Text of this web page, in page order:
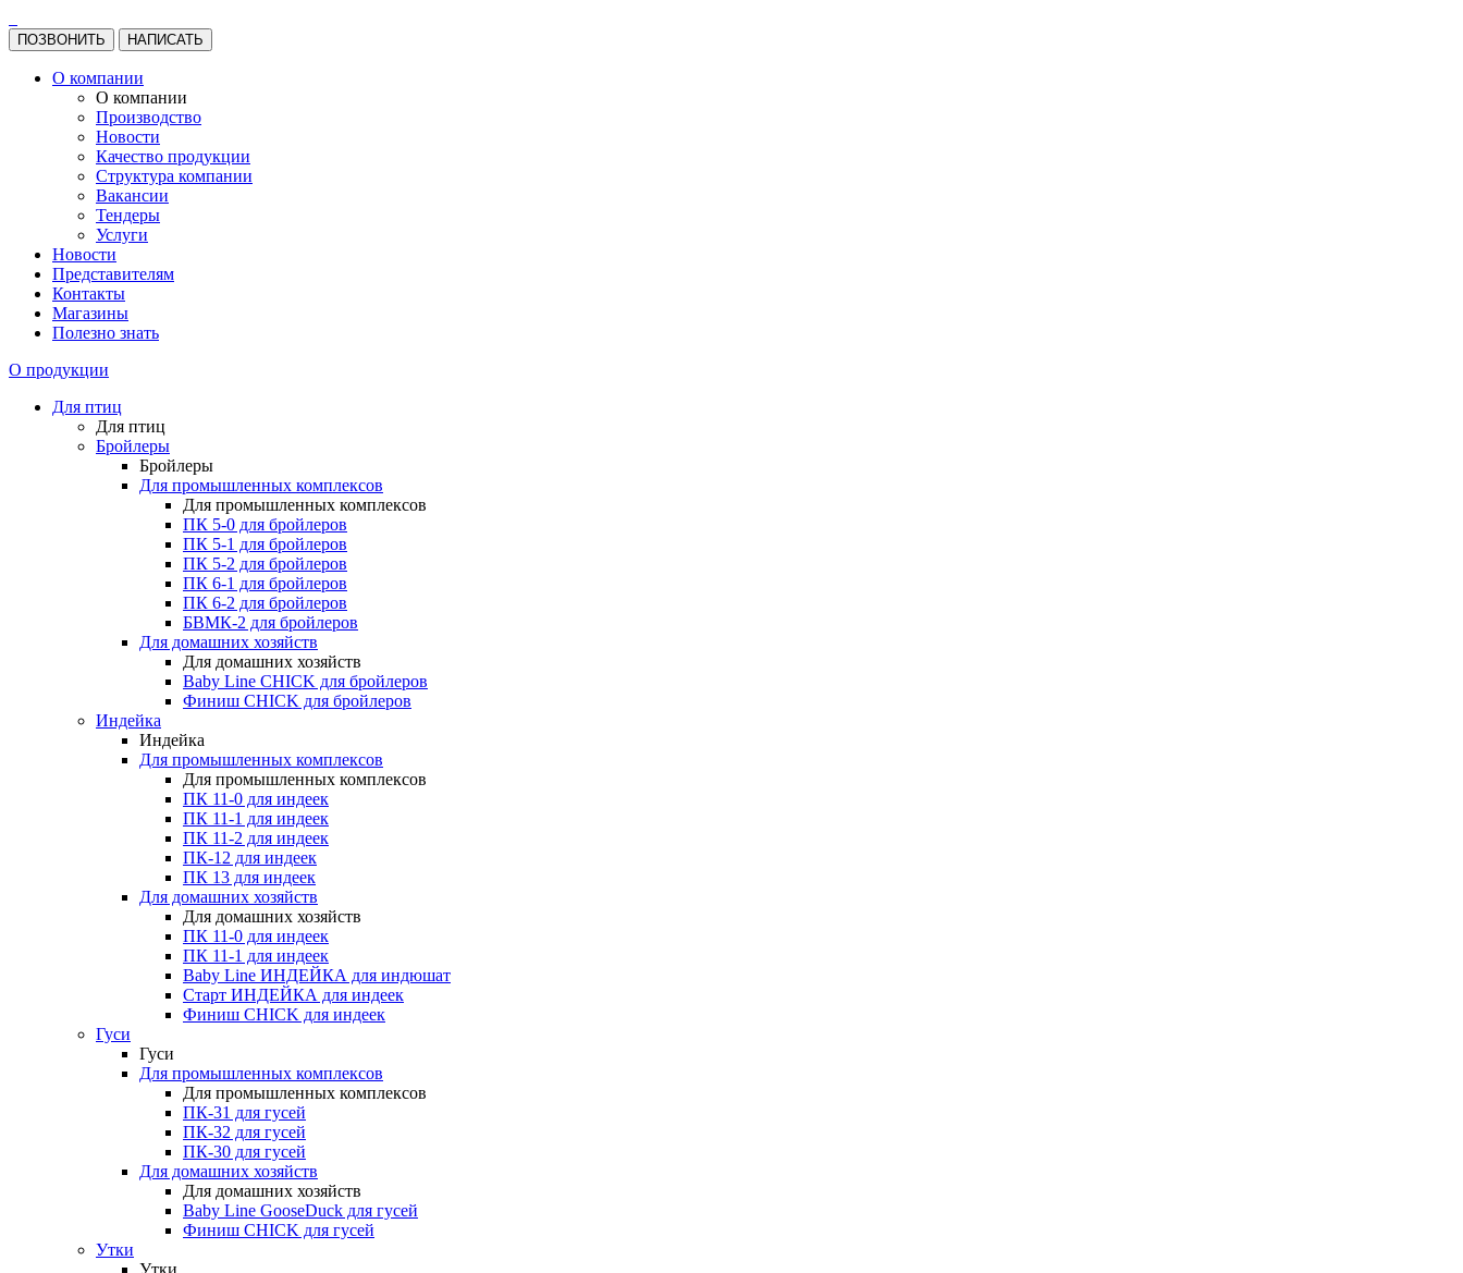
ПОЗВОНИТЬ НАПИСАТЬ
О компании
О компании
Производство
Новости
Качество продукции
Структура компании
Вакансии
Тендеры
Услуги
Новости
Представителям
Контакты
Магазины
Полезно знать
О продукции
Для птиц
Для птиц
Бройлеры
Бройлеры
Для промышленных комплексов
Для промышленных комплексов
ПК 5-0 для бройлеров
ПК 5-1 для бройлеров
ПК 5-2 для бройлеров
ПК 6-1 для бройлеров
ПК 6-2 для бройлеров
БВМК-2 для бройлеров
Для домашних хозяйств
Для домашних хозяйств
Baby Line CHICK для бройлеров
Финиш CHICK для бройлеров
Индейка
Индейка
Для промышленных комплексов
Для промышленных комплексов
ПК 11-0 для индеек
ПК 11-1 для индеек
ПК 11-2 для индеек
ПК-12 для индеек
ПК 13 для индеек
Для домашних хозяйств
Для домашних хозяйств
ПК 11-0 для индеек
ПК 11-1 для индеек
Baby Line ИНДЕЙКА для индюшат
Старт ИНДЕЙКА для индеек
Финиш CHICK для индеек
Гуси
Гуси
Для промышленных комплексов
Для промышленных комплексов
ПК-31 для гусей
ПК-32 для гусей
ПК-30 для гусей
Для домашних хозяйств
Для домашних хозяйств
Baby Line GooseDuck для гусей
Финиш CHICK для гусей
Утки
Утки